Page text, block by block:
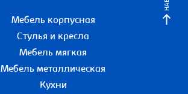
Мебель корпусная
Стулья и кресла
Мебель мягкая
Мебель металлическая
Кухни